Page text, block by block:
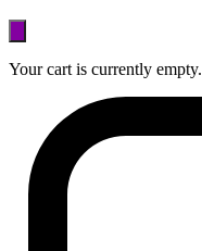
Your cart is currently empty.